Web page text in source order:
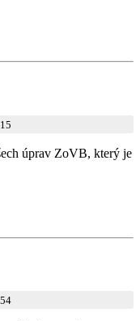
úprav ZoVB, který je